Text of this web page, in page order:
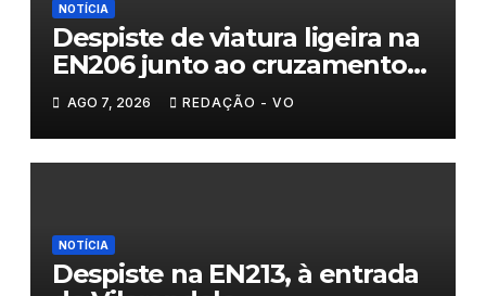
NOTÍCIA
Despiste de viatura ligeira na
EN206 junto ao cruzamento
Fornos do Pinhal
AGO 7, 2026 REDAÇÃO - VO
NOTÍCIA
Despiste na EN213, à entrada